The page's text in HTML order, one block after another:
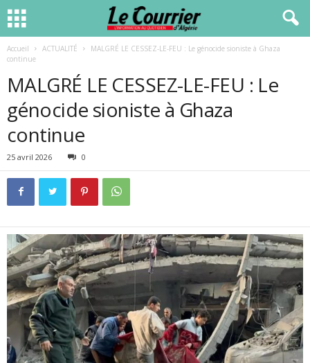
Accueil ACTUALITÉ
MALGRÉ LE CESSEZ-LE-FEU : Le génocide sioniste à Ghaza
continue
MALGRÉ LE CESSEZ-LE-FEU : Le
génocide sioniste à Ghaza
continue
25 avril 2026 0